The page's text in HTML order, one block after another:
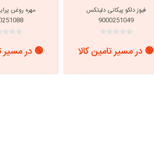
فیوز دلکو پیکانی دلیتکس
9000251049
🟢 در مسیر تامین کالا
مهره روغن
🟢 در مسیر